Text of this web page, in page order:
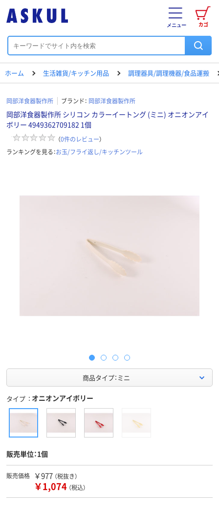
カゴ
メニュー
ホーム 生活雑貨/キッチン用品 調理器具/調理機器/食品運搬
岡部洋食器製作所 ブランド： 岡部洋食器製作所
岡部洋食器製作所 シリコン カラーイートング (ミニ) オニオンアイ
ボリー 4949362709182 1個
（0件のレビュー）
ランキングを見る：お玉/フライ返し/キッチンツール
商品タイプ：ミニ
タイプ オニオンアイボリー
販売単位：1個
販売価格 ￥977 （税抜き）
￥1,074 （税込）